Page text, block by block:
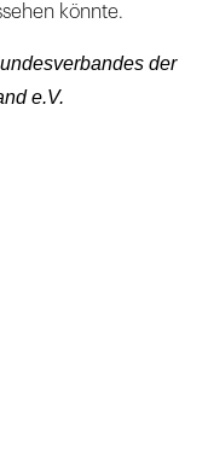
könnte.
der
e.V.